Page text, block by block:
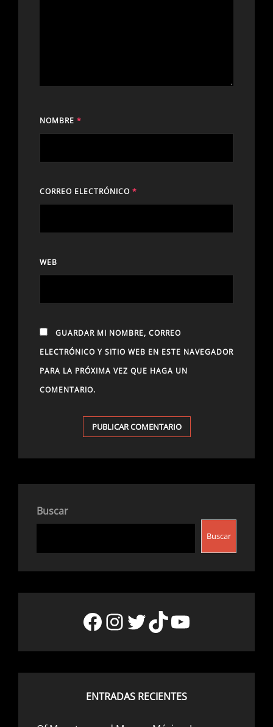
NOMBRE *
CORREO ELECTRÓNICO *
WEB
GUARDAR MI NOMBRE, CORREO
ELECTRÓNICO Y SITIO WEB EN ESTE NAVEGADOR
PARA LA PRÓXIMA VEZ QUE HAGA UN
COMENTARIO.
Buscar
Buscar
Facebook
Instagram
Twitter
TikTok
YouTube
ENTRADAS RECIENTES